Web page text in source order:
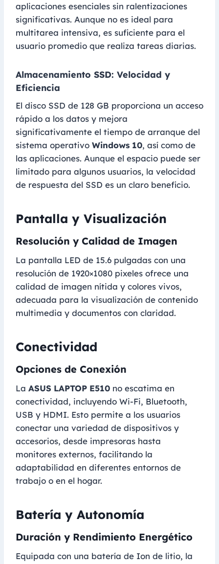
aplicaciones esenciales sin ralentizaciones
significativas. Aunque no es ideal para
multitarea intensiva, es suficiente para el
usuario promedio que realiza tareas diarias.
Almacenamiento SSD: Velocidad y
Eficiencia
El disco SSD de 128 GB proporciona un acceso
rápido a los datos y mejora
significativamente el tiempo de arranque del
sistema operativo Windows 10, así como de
las aplicaciones. Aunque el espacio puede ser
limitado para algunos usuarios, la velocidad
de respuesta del SSD es un claro beneficio.
Pantalla y Visualización
Resolución y Calidad de Imagen
La pantalla LED de 15.6 pulgadas con una
resolución de 1920×1080 pixeles ofrece una
calidad de imagen nítida y colores vivos,
adecuada para la visualización de contenido
multimedia y documentos con claridad.
Conectividad
Opciones de Conexión
La ASUS LAPTOP E510 no escatima en
conectividad, incluyendo Wi-Fi, Bluetooth,
USB y HDMI. Esto permite a los usuarios
conectar una variedad de dispositivos y
accesorios, desde impresoras hasta
monitores externos, facilitando la
adaptabilidad en diferentes entornos de
trabajo o en el hogar.
Batería y Autonomía
Duración y Rendimiento Energético
Equipada con una batería de Ion de litio, la